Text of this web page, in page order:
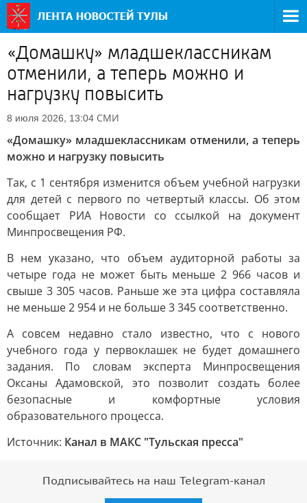
«Домашку» младшеклассникам
отменили, а теперь можно и
нагрузку повысить
8 июля 2026, 13:04 СМИ
«Домашку» младшеклассникам отменили, а теперь
можно и нагрузку повысить
Так, с 1 сентября изменится объем учебной нагрузки
для детей с первого по четвертый классы. Об этом
сообщает РИА Новости со ссылкой на документ
Минпросвещения РФ.
В нем указано, что объем аудиторной работы за
четыре года не может быть меньше 2 966 часов и
свыше 3 305 часов. Раньше же эта цифра составляла
не меньше 2 954 и не больше 3 345 соответственно.
А совсем недавно стало известно, что с нового
учебного года у первоклашек не будет домашнего
задания. По словам эксперта Минпросвещения
Оксаны Адамовской, это позволит создать более
безопасные и комфортные условия
образовательного процесса.
Источник: Канал в МАКС "Тульская пресса"
Подписывайтесь на наш Telegram-канал